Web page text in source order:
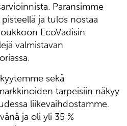
Paransimme
ja tulos nostaa
EcoVadisin
valmistavan
sekä
tarpeisiin näkyy
liikevaihdostamme.
ja oli yli 35 %